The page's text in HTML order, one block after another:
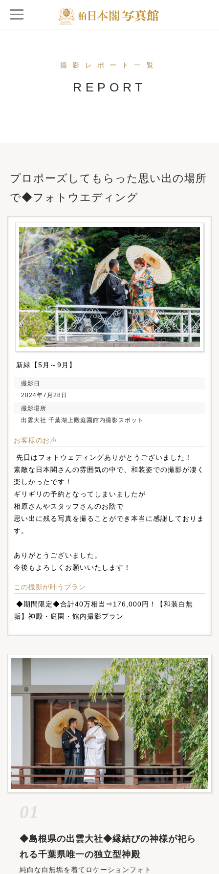
撮影レポート一覧
REPORT
プロポーズしてもらった思い出の場所
で◆フォトウエディング
新緑【5月～9月】
撮影日
2024年7月28日
撮影場所
出雲大社 千葉湖上殿庭園館内撮影スポット
お客様のお声
先日はフォトウェディングありがとうございました！
素敵な日本閣さんの雰囲気の中で、和装姿での撮影が凄く
楽しかったです！
ギリギリの予約となってしまいましたが
相原さんやスタッフさんのお陰で
思い出に残る写真を撮ることができ本当に感謝しておりま
す。
ありがとうございました。
今後もよろしくお願いいたします！
この撮影が叶うプラン
◆期間限定◆合計40万相当⇒176,000円！【和装白無
垢】神殿・庭園・館内撮影プラン
01
◆島根県の出雲大社◆縁結びの神様が祀ら
れる千葉県唯一の独立型神殿
純白な白無垢を着てロケーションフォト